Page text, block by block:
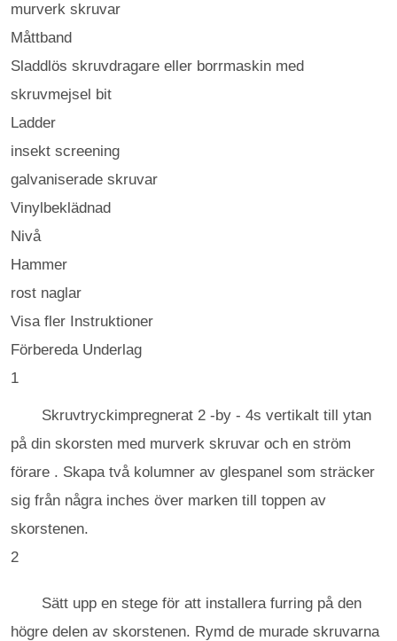
murverk skruvar
Måttband
Sladdlös skruvdragare eller borrmaskin med
skruvmejsel bit
Ladder
insekt screening
galvaniserade skruvar
Vinylbeklädnad
Nivå
Hammer
rost naglar
Visa fler Instruktioner
Förbereda Underlag
1
Skruvtryckimpregnerat 2 -by - 4s vertikalt till ytan
på din skorsten med murverk skruvar och en ström
förare . Skapa två kolumner av glespanel som sträcker
sig från några inches över marken till toppen av
skorstenen.
2
Sätt upp en stege för att installera furring på den
högre delen av skorstenen. Rymd de murade skruvarna